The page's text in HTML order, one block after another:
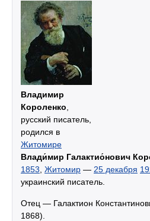
Владимир
Короленко
русский писатель,
родился в
Житомире
Влади́мир Галактио́нович
1853 Житомир — 25 декабря
украинский писатель.
Отец — Галактион
1868).